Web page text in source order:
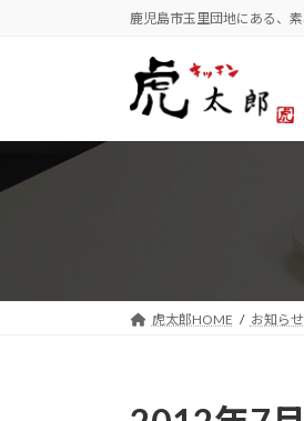
へ
キ
ョ
に
鹿児島市玉里団地にある、
虎太郎HOME お知らせ